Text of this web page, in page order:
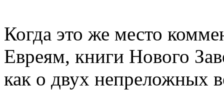
Когда это же место
Евреям, книги Нового
как о двух непреложных